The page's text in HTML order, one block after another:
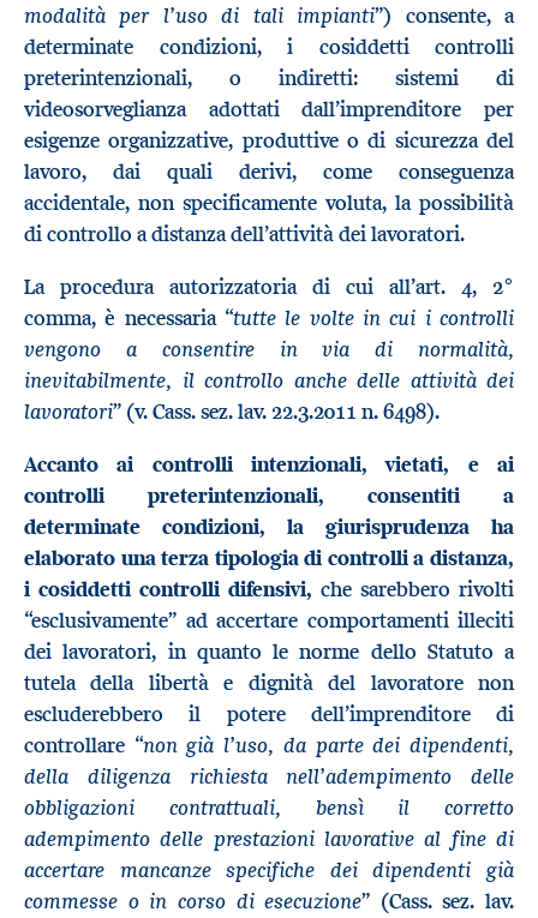
modalità per l’uso di tali impianti”) consente, a
determinate condizioni, i cosiddetti controlli
preterintenzionali, o indiretti: sistemi di
videosorveglianza adottati dall’imprenditore per
esigenze organizzative, produttive o di sicurezza del
lavoro, dai quali derivi, come conseguenza
accidentale, non specificamente voluta, la possibilità
di controllo a distanza dell’attività dei lavoratori.
La procedura autorizzatoria di cui all’art. 4, 2°
comma, è necessaria “tutte le volte in cui i controlli
vengono a consentire in via di normalità,
inevitabilmente, il controllo anche delle attività dei
lavoratori” (v. Cass. sez. lav. 22.3.2011 n. 6498).
Accanto ai controlli intenzionali, vietati, e ai
controlli preterintenzionali, consentiti a
determinate condizioni, la giurisprudenza ha
elaborato una terza tipologia di controlli a distanza,
i cosiddetti controlli difensivi, che sarebbero rivolti
“esclusivamente” ad accertare comportamenti illeciti
dei lavoratori, in quanto le norme dello Statuto a
tutela della libertà e dignità del lavoratore non
escluderebbero il potere dell’imprenditore di
controllare “non già l’uso, da parte dei dipendenti,
della diligenza richiesta nell’adempimento delle
obbligazioni contrattuali, bensì il corretto
adempimento delle prestazioni lavorative al fine di
accertare mancanze specifiche dei dipendenti già
commesse o in corso di esecuzione” (Cass. sez. lav.